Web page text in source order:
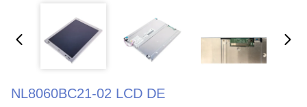
NL8060BC21-02 LCD DE